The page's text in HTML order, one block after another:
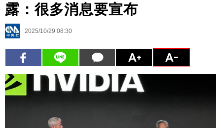
露：很多消息要宣布
2025/10/29 08:30